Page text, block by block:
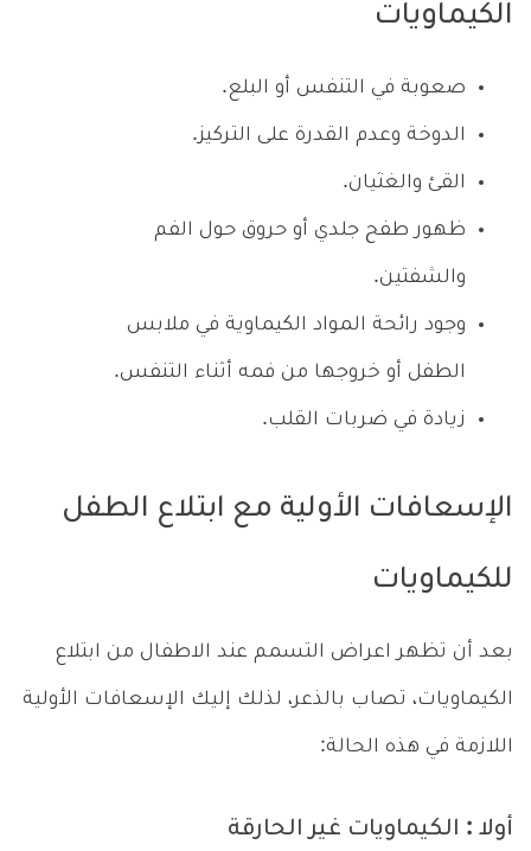
الكيماويات
صعوبة في التنفس أو البلع.
الدوخة وعدم القدرة على التركيز.
القئ والغثيان.
ظهور طفح جلدي أو حروق حول الفم
والشفتين.
وجود رائحة المواد الكيماوية في ملابس
الطفل أو خروجها من فمه أثناء التنفس.
زيادة في ضربات القلب.
الإسعافات الأولية مع ابتلاع الطفل
للكيماويات
بعد أن تظهر اعراض التسمم عند الاطفال من ابتلاع
الكيماويات، تصاب بالذعر، لذلك إليك الإسعافات الأولية
اللازمة في هذه الحالة:
أولا : الكيماويات غير الحارقة